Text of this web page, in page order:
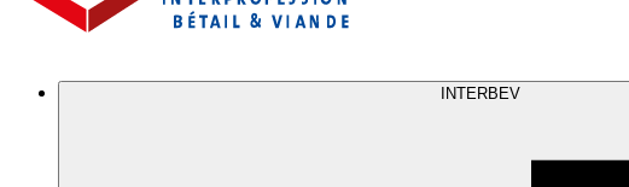
INTERBEV